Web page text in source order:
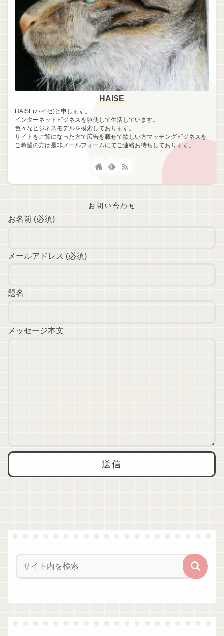
HAISE
HAISE(ハイセ)と申します。
インターネットビジネスを駆使して生活しています。
色々なビジネスモデルを模索しております。
サイトをご覧になった方で広告を載せて欲しい方マッチングビジネスを
ご希望の方は是非メールフォームにてご連絡お待ちしております。
お問い合わせ
お名前 (必須)
メールアドレス (必須)
題名
メッセージ本文